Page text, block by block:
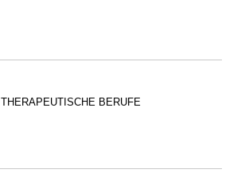
THERAPEUTISCHE BERUFE